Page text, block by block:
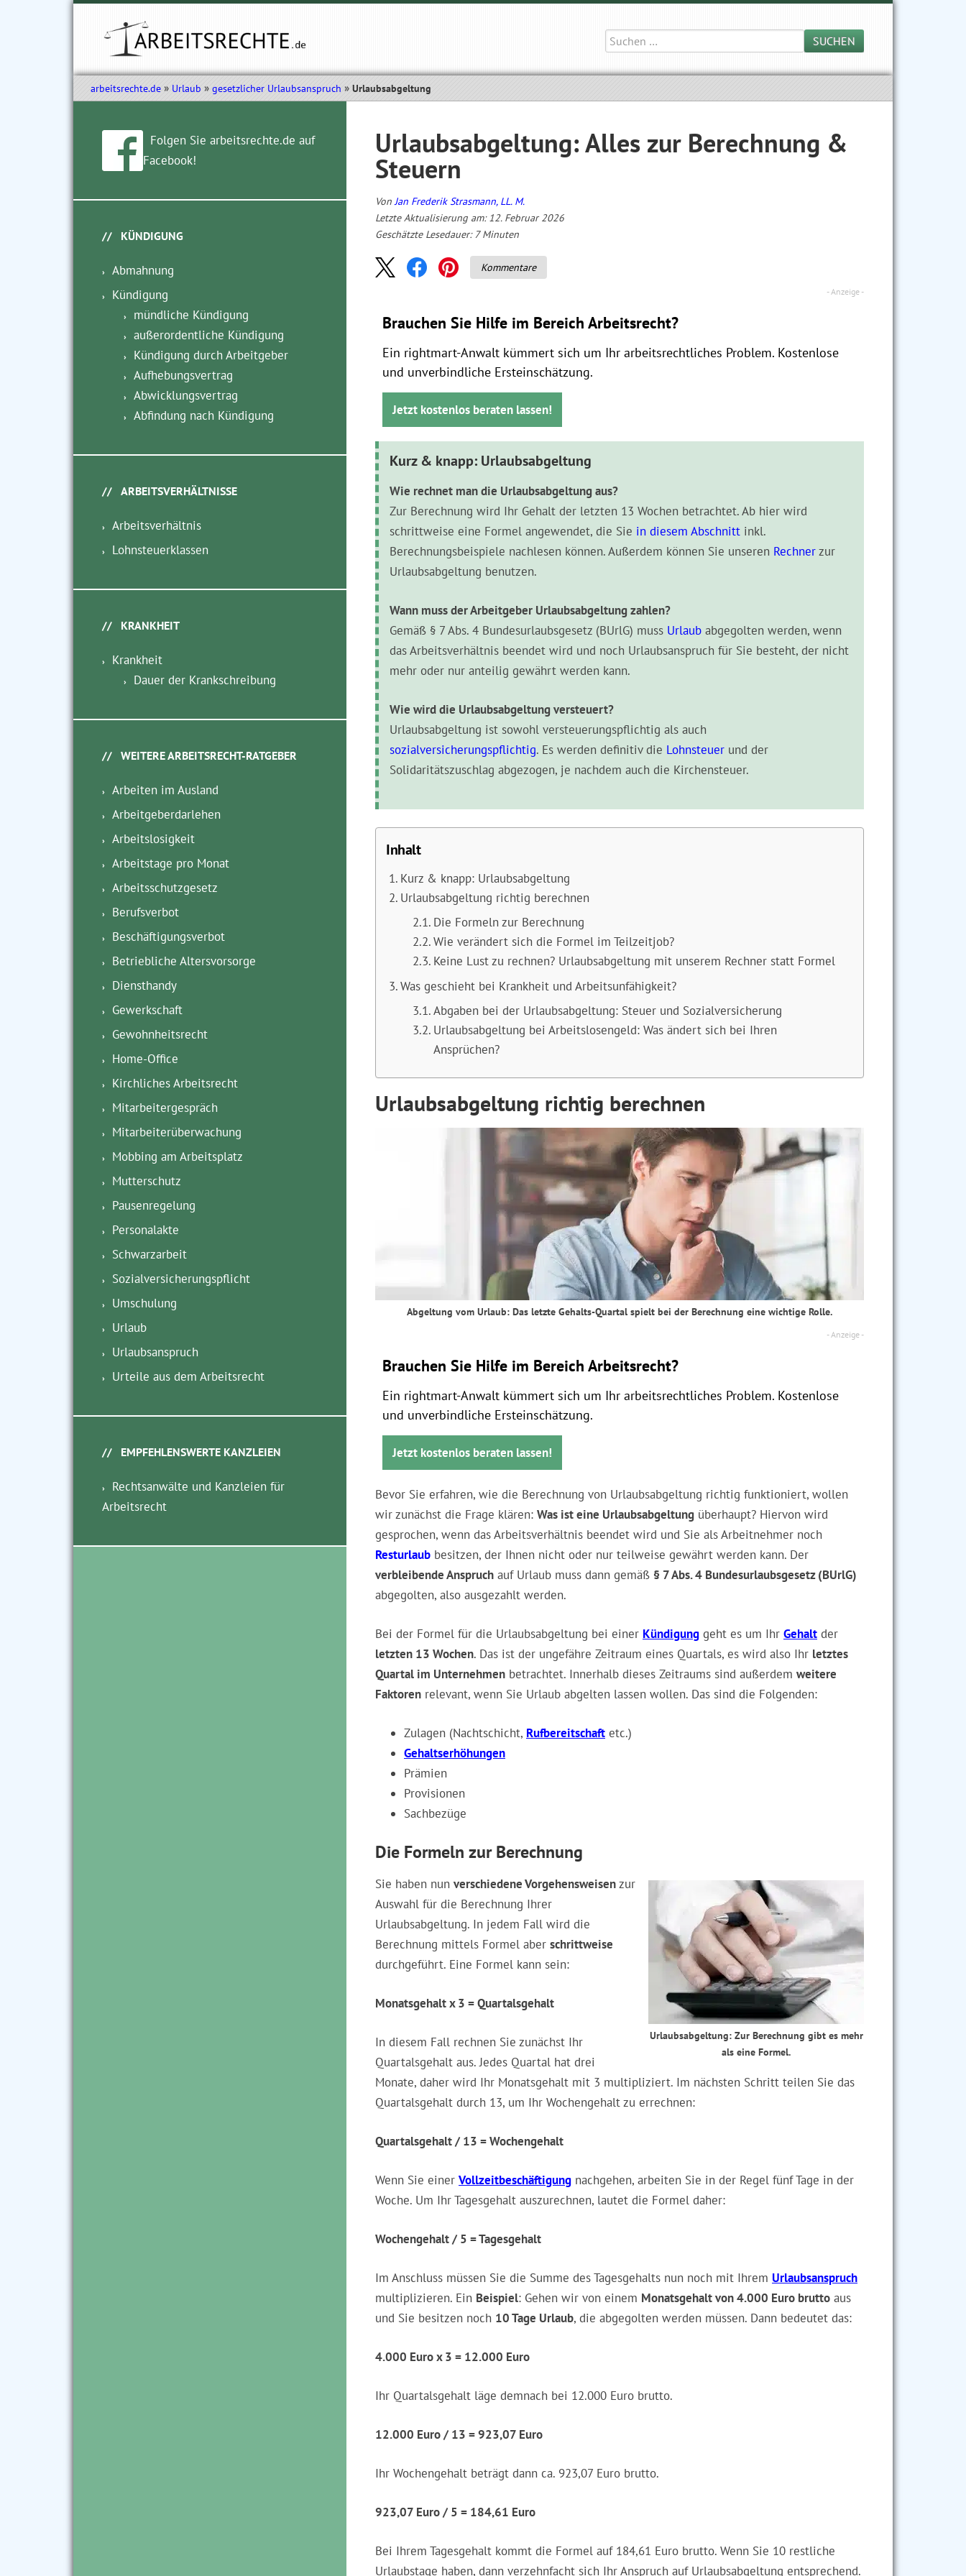
Suche
nach:
SUCHEN
arbeitsrechte.de Urlaub gesetzlicher Urlaubsanspruch Urlaubsabgeltung
Urlaubsabgeltung: Alles zur Berechnung &
Steuern
VonJan Frederik Strasmann, LL. M.
Letzte Aktualisierung am: 12. Februar 2026
Geschätzte Lesedauer: 7 Minuten
Kommentare
Brauchen Sie Hilfe im Bereich Arbeitsrecht?
Ein rightmart-Anwalt kümmert sich um Ihr arbeitsrechtliches Problem. Kostenlose
und unverbindliche Ersteinschätzung.
Jetzt kostenlos beraten lassen!
Kurz & knapp: Urlaubsabgeltung
Wie rechnet man die Urlaubsabgeltung aus?
Zur Berechnung wird Ihr Gehalt der letzten 13 Wochen betrachtet. Ab hier wird
schrittweise eine Formel angewendet, die Sie in diesem Abschnitt inkl.
Berechnungsbeispiele nachlesen können. Außerdem können Sie unseren Rechnerzur
Urlaubsabgeltung benutzen.
Wann muss der Arbeitgeber Urlaubsabgeltung zahlen?
Gemäß § 7 Abs. 4 Bundesurlaubsgesetz (BUrlG) muss Urlaub abgegolten werden, wenn
das Arbeitsverhältnis beendet wird und noch Urlaubsanspruch für Sie besteht, der nicht
mehr oder nur anteilig gewährt werden kann.
Wie wird die Urlaubsabgeltung versteuert?
Urlaubsabgeltung ist sowohl versteuerungspflichtig als auch
sozialversicherungspflichtig. Es werden definitiv die Lohnsteuer und der
Solidaritätszuschlag abgezogen, je nachdem auch die Kirchensteuer.
Inhalt
Kurz & knapp: Urlaubsabgeltung
Urlaubsabgeltung richtig berechnen
Die Formeln zur Berechnung
Wie verändert sich die Formel im Teilzeitjob?
Keine Lust zu rechnen? Urlaubsabgeltung mit unserem Rechner statt Formel
Was geschieht bei Krankheit und Arbeitsunfähigkeit?
Abgaben bei der Urlaubsabgeltung: Steuer und Sozialversicherung
Urlaubsabgeltung bei Arbeitslosengeld: Was ändert sich bei Ihren
Ansprüchen?
Urlaubsabgeltung richtig berechnen
Abgeltung vom Urlaub: Das letzte Gehalts-Quartal spielt bei der Berechnung eine wichtige Rolle.
Brauchen Sie Hilfe im Bereich Arbeitsrecht?
Ein rightmart-Anwalt kümmert sich um Ihr arbeitsrechtliches Problem. Kostenlose
und unverbindliche Ersteinschätzung.
Jetzt kostenlos beraten lassen!
Bevor Sie erfahren, wie die Berechnung von Urlaubsabgeltung richtig funktioniert, wollen
wir zunächst die Frage klären: Was ist eine Urlaubsabgeltung überhaupt? Hiervon wird
gesprochen, wenn das Arbeitsverhältnis beendet wird und Sie als Arbeitnehmer noch
Resturlaub besitzen, der Ihnen nicht oder nur teilweise gewährt werden kann. Der
verbleibende Anspruch auf Urlaub muss dann gemäß § 7 Abs. 4 Bundesurlaubsgesetz (BUrlG)
abgegolten, also ausgezahlt werden.
Bei der Formel für die Urlaubsabgeltung bei einer Kündigung geht es um Ihr Gehalt der
letzten 13 Wochen. Das ist der ungefähre Zeitraum eines Quartals, es wird also Ihr letztes
Quartal im Unternehmen betrachtet. Innerhalb dieses Zeitraums sind außerdem weitere
Faktoren relevant, wenn Sie Urlaub abgelten lassen wollen. Das sind die Folgenden:
Zulagen (Nachtschicht, Rufbereitschaft etc.)
Gehaltserhöhungen
Prämien
Provisionen
Sachbezüge
Die Formeln zur Berechnung
Urlaubsabgeltung: Zur Berechnung gibt es mehr
als eine Formel.
Sie haben nun verschiedene Vorgehensweisenzur
Auswahl für die Berechnung Ihrer
Urlaubsabgeltung. In jedem Fall wird die
Berechnung mittels Formel aber schrittweise
durchgeführt. Eine Formel kann sein:
Monatsgehalt x 3 = Quartalsgehalt
In diesem Fall rechnen Sie zunächst Ihr
Quartalsgehalt aus. Jedes Quartal hat drei
Monate, daher wird Ihr Monatsgehalt mit 3 multipliziert. Im nächsten Schritt teilen Sie das
Quartalsgehalt durch 13, um Ihr Wochengehalt zu errechnen:
Quartalsgehalt / 13 = Wochengehalt
Wenn Sie einer Vollzeitbeschäftigung nachgehen, arbeiten Sie in der Regel fünf Tage in der
Woche. Um Ihr Tagesgehalt auszurechnen, lautet die Formel daher:
Wochengehalt / 5 = Tagesgehalt
Im Anschluss müssen Sie die Summe des Tagesgehalts nun noch mit Ihrem Urlaubsanspruch
multiplizieren. Ein Beispiel: Gehen wir von einem Monatsgehalt von 4.000 Euro brutto aus
und Sie besitzen noch 10 Tage Urlaub, die abgegolten werden müssen. Dann bedeutet das:
4.000 Euro x 3 = 12.000 Euro
Ihr Quartalsgehalt läge demnach bei 12.000 Euro brutto.
12.000 Euro / 13 = 923,07 Euro
Ihr Wochengehalt beträgt dann ca. 923,07 Euro brutto.
923,07 Euro / 5 = 184,61 Euro
Bei Ihrem Tagesgehalt kommt die Formel auf 184,61 Euro brutto. Wenn Sie 10 restliche
Urlaubstage haben, dann verzehnfacht sich Ihr Anspruch auf Urlaubsabgeltung entsprechend.
Folgen Sie arbeitsrechte.de auf
Facebook!
KÜNDIGUNG
Abmahnung
Kündigung
mündliche Kündigung
außerordentliche Kündigung
Kündigung durch Arbeitgeber
Aufhebungsvertrag
Abwicklungsvertrag
Abfindung nach Kündigung
ARBEITSVERHÄLTNISSE
Arbeitsverhältnis
Lohnsteuerklassen
KRANKHEIT
Krankheit
Dauer der Krankschreibung
WEITERE ARBEITSRECHT-RATGEBER
Arbeiten im Ausland
Arbeitgeberdarlehen
Arbeitslosigkeit
Arbeitstage pro Monat
Arbeitsschutzgesetz
Berufsverbot
Beschäftigungsverbot
Betriebliche Altersvorsorge
Diensthandy
Gewerkschaft
Gewohnheitsrecht
Home-Office
Kirchliches Arbeitsrecht
Mitarbeitergespräch
Mitarbeiterüberwachung
Mobbing am Arbeitsplatz
Mutterschutz
Pausenregelung
Personalakte
Schwarzarbeit
Sozialversicherungspflicht
Umschulung
Urlaub
Urlaubsanspruch
Urteile aus dem Arbeitsrecht
EMPFEHLENSWERTE KANZLEIEN
Rechtsanwälte und Kanzleien für
Arbeitsrecht